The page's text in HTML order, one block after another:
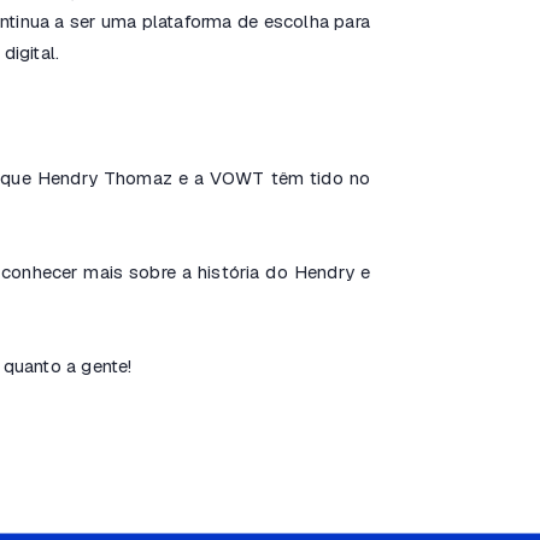
a ser uma plataforma de escolha para
Hendry Thomaz e a VOWT têm tido no
mais sobre a história do Hendry e
a gente!